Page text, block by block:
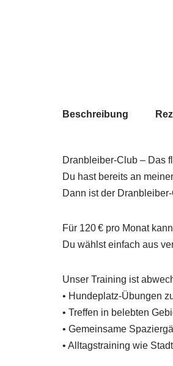
Beschreibung
Dranbleiber-Club – Das
Du hast bereits an
Dann ist der
Für 120 € pro Monat
Du wählst einfach aus
Unser Training ist
• Hundeplatz-Übungen
• Treffen in belebten
• Gemeinsame
• Alltagstraining wie